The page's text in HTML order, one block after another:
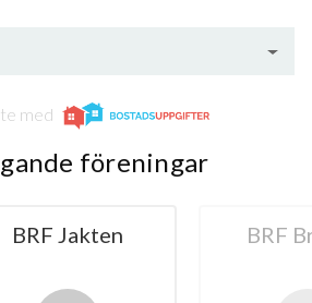
med
föreningar
BRF Briggen